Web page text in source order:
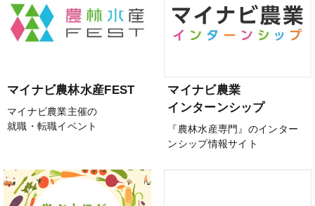
マイナビ農林水産FEST
マイナビ農業主催の
就職・転職イベント
マイナビ農業
インターンシップ
『農林水産専門』のインター
ンシップ情報サイト